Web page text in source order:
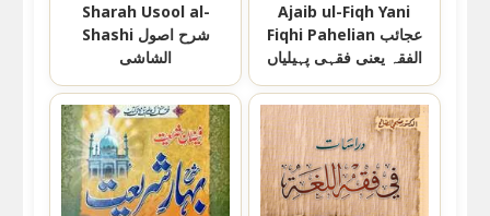
Sharah Usool al-
Shashi شرح اصول
الشاشی
Ajaib ul-Fiqh Yani
Fiqhi Pahelian عجائب
الفقہ یعنی فقہی پہیلیاں